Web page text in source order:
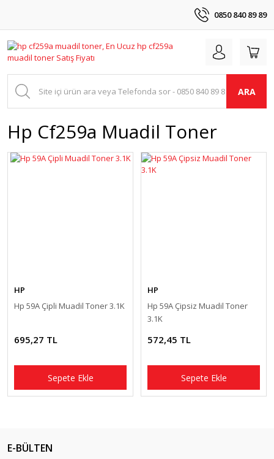
0850 840 89 89
ARA
Hp Cf259a Muadil Toner
HP
Hp 59A Çipli Muadil Toner 3.1K
695,27 TL
Sepete Ekle
HP
Hp 59A Çipsiz Muadil Toner
3.1K
572,45 TL
Sepete Ekle
E-BÜLTEN